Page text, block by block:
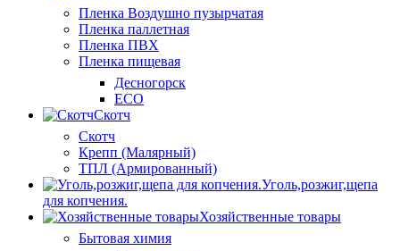
Пленка Воздушно пузырчатая
Пленка паллетная
Пленка ПВХ
Пленка пищевая
Десногорск
ECO
Скотч
Скотч
Крепп (Малярный)
ТПЛ (Армированный)
Уголь,розжиг,щепа
для копчения.
Хозяйственные товары
Бытовая химия